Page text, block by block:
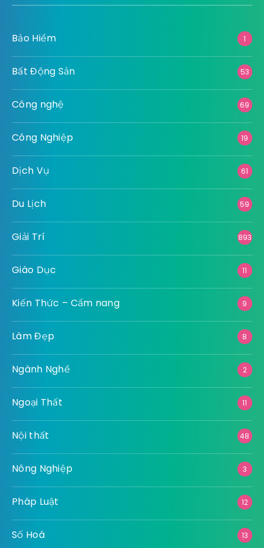
Bảo Hiểm 1
Bất Động Sản 53
Công nghệ 69
Công Nghiệp 19
Dịch Vụ 61
Du Lịch 59
Giải Trí 893
Giáo Dục 11
Kiến Thức – Cẩm nang 9
Làm Đẹp 8
Ngành Nghề 2
Ngoại Thất 11
Nội thất 48
Nông Nghiệp 3
Pháp Luật 12
Số Hoá 13